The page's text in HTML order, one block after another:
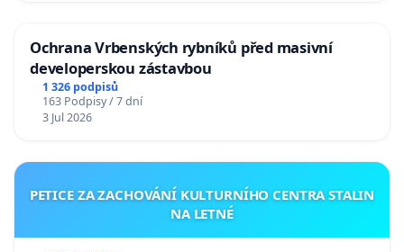
Ochrana Vrbenských rybníků před masivní
developerskou zástavbou
1 326 podpisů
163 Podpisy / 7 dní
3 Jul 2026
PETICE ZA ZACHOVÁNÍ KULTURNÍHO CENTRA STALIN
NA LETNÉ